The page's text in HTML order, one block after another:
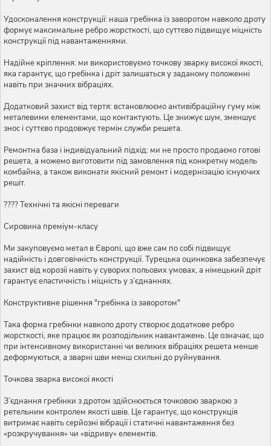
Удосконалення конструкції: наша гребінка із заворотом навколо дроту
формує максимальне ребро жорсткості, що суттєво підвищує міцність
конструкції під навантаженнями.
Надійне кріплення: ми використовуємо точкову зварку високої якості,
яка гарантує, що гребінка і дріт залишаться у заданому положенні
навіть при значних вібраціях.
Додатковий захист від тертя: встановлюємо антивібраційну гуму між
металевими елементами, що контактують. Це знижує шум, зменшує
знос і суттєво продовжує термін служби решета.
Ремонтна база і індивідуальний підхід: ми не просто продаємо готові
решета, а можемо виготовити під замовлення під конкретну модель
комбайна, а також виконати якісний ремонт і модернізацію існуючих
решіт.
???? Технічні та якісні переваги
Сировина преміум-класу
Ми закуповуємо метал в Європі, що вже сам по собі підвищує
надійність і довговічність конструкції. Турецька оцинковка забезпечує
захист від корозії навіть у суворих польових умовах, а німецький дріт
гарантує еластичність і міцність у з’єднаннях.
Конструктивне рішення "гребінка із заворотом"
Така форма гребінки навколо дроту створює додаткове ребро
жорсткості, яке працює як розподільник навантажень. Це означає, що
при інтенсивному використанні чи великих вібраціях решета менше
деформуються, а зварні шви менш схильні до руйнування.
Точкова зварка високої якості
З’єднання гребінки з дротом здійснюється точковою зваркою з
ретельним контролем якості швів. Це гарантує, що конструкція
витримає навіть серйозні вібрації і статичні навантаження без
«розкручування» чи «відриву» елементів.